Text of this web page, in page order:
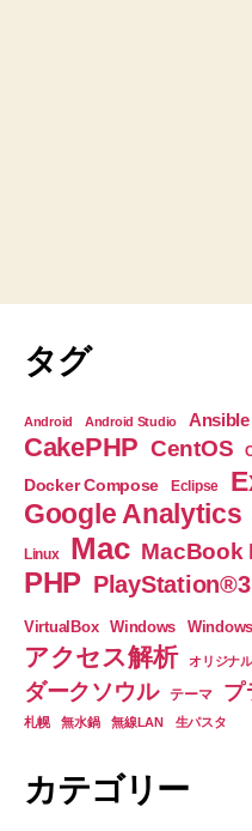
タグ
Android Android Studio Ansible
CakePHP CentOS
Docker Compose Eclipse
Google Analytics
Linux Mac MacBook
PHP PlayStation®3
VirtualBox Windows
アクセス解析 オリジナ
ダークソウル テーマ プ
札幌 無水鍋 無線LAN 生パスタ
カテゴリー